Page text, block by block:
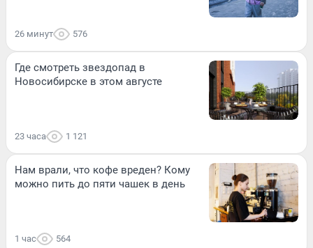
26 минут 576
Где смотреть звездопад в
Новосибирске в этом августе
23 часа 1 121
Нам врали, что кофе вреден? Кому
можно пить до пяти чашек в день
1 час 564